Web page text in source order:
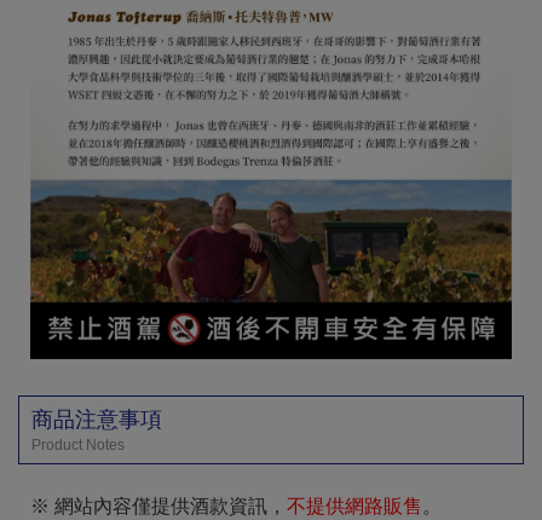
商品注意事項
Product Notes
※ 網站內容僅提供酒款資訊， 不提供網路販售 。